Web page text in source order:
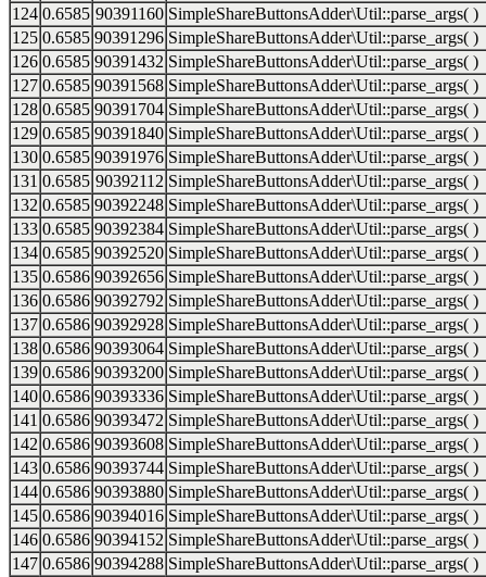
124 0.6585 90391160 SimpleShareButtonsAdder\Util::parse_args( )
125 0.6585 90391296 SimpleShareButtonsAdder\Util::parse_args( )
126 0.6585 90391432 SimpleShareButtonsAdder\Util::parse_args( )
127 0.6585 90391568 SimpleShareButtonsAdder\Util::parse_args( )
128 0.6585 90391704 SimpleShareButtonsAdder\Util::parse_args( )
129 0.6585 90391840 SimpleShareButtonsAdder\Util::parse_args( )
130 0.6585 90391976 SimpleShareButtonsAdder\Util::parse_args( )
131 0.6585 90392112 SimpleShareButtonsAdder\Util::parse_args( )
132 0.6585 90392248 SimpleShareButtonsAdder\Util::parse_args( )
133 0.6585 90392384 SimpleShareButtonsAdder\Util::parse_args( )
134 0.6585 90392520 SimpleShareButtonsAdder\Util::parse_args( )
135 0.6586 90392656 SimpleShareButtonsAdder\Util::parse_args( )
136 0.6586 90392792 SimpleShareButtonsAdder\Util::parse_args( )
137 0.6586 90392928 SimpleShareButtonsAdder\Util::parse_args( )
138 0.6586 90393064 SimpleShareButtonsAdder\Util::parse_args( )
139 0.6586 90393200 SimpleShareButtonsAdder\Util::parse_args( )
140 0.6586 90393336 SimpleShareButtonsAdder\Util::parse_args( )
141 0.6586 90393472 SimpleShareButtonsAdder\Util::parse_args( )
142 0.6586 90393608 SimpleShareButtonsAdder\Util::parse_args( )
143 0.6586 90393744 SimpleShareButtonsAdder\Util::parse_args( )
144 0.6586 90393880 SimpleShareButtonsAdder\Util::parse_args( )
145 0.6586 90394016 SimpleShareButtonsAdder\Util::parse_args( )
146 0.6586 90394152 SimpleShareButtonsAdder\Util::parse_args( )
147 0.6586 90394288 SimpleShareButtonsAdder\Util::parse_args( )